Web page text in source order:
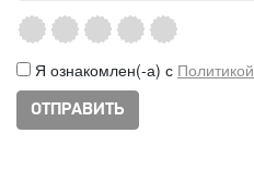
Я ознакомлен(-а) с